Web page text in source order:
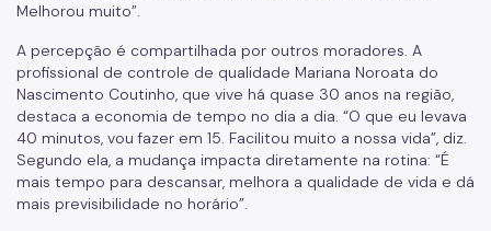
Melhorou muito”.
A percepção é compartilhada por outros moradores. A
profissional de controle de qualidade Mariana Noroata do
Nascimento Coutinho, que vive há quase 30 anos na região,
destaca a economia de tempo no dia a dia. “O que eu levava
40 minutos, vou fazer em 15. Facilitou muito a nossa vida”, diz.
Segundo ela, a mudança impacta diretamente na rotina: “É
mais tempo para descansar, melhora a qualidade de vida e dá
mais previsibilidade no horário”.